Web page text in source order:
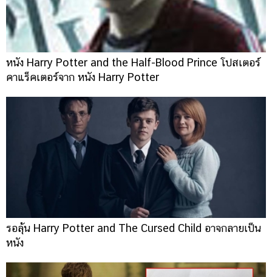
หนัง Harry Potter and the Half-Blood Prince โปสเตอร์
คาแร็คเตอร์จาก หนัง Harry Potter
รอลุ้น Harry Potter and The Cursed Child อาจกลายเป็น
หนัง